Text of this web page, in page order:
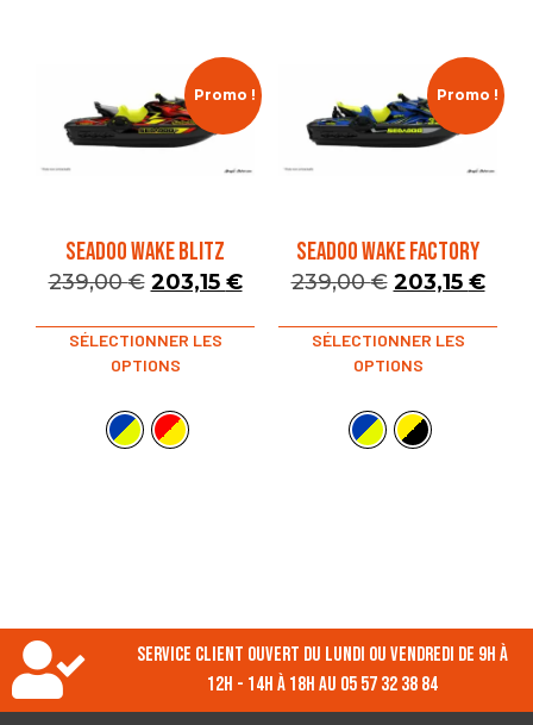
Promo !
SEADOO WAKE BLITZ
239,00€ 203,15 €
SÉLECTIONNER LES
OPTIONS
Promo !
SEADOO WAKE FACTORY
239,00€ 203,15 €
SÉLECTIONNER LES
OPTIONS
Service client ouvert du lundi ou vendredi de 9h à
12h - 14h à 18h au 05 57 32 38 84